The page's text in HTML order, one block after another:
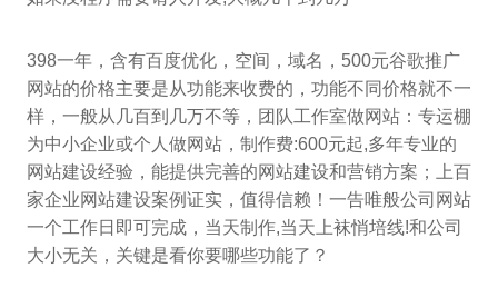
398一年，含有百度优化，空间，域名，500元谷歌推广
网站的价格主要是从功能来收费的，功能不同价格就不一
样，一般从几百到几万不等，团队工作室做网站：专运棚
为中小企业或个人做网站，制作费:600元起,多年专业的
网站建设经验，能提供完善的网站建设和营销方案；上百
家企业网站建设案例证实，值得信赖！一告唯般公司网站
一个工作日即可完成，当天制作,当天上袜悄培线!和公司
大小无关，关键是看你要哪些功能了？